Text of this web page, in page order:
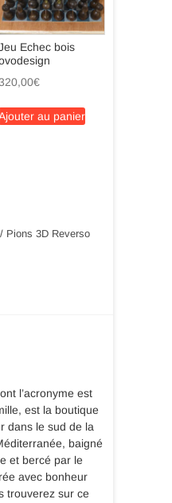
Echec bois
€
au panier
/ Pions 3D Reverso
l’acronyme est
est la boutique
dans le sud de la
baigné
et bercé par le
avec bonheur
trouverez sur ce